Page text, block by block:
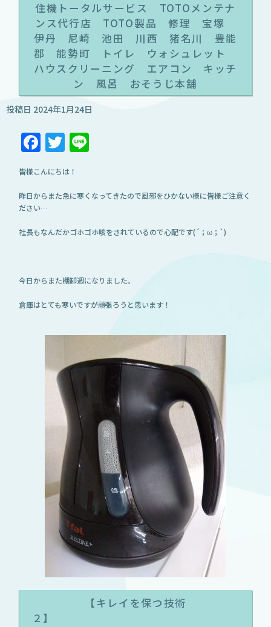
住機トータルサービス TOTOメンテナ
ンス代行店 TOTO製品 修理 宝塚
伊丹 尼崎 池田 川西 猪名川 豊能
郡 能勢町 トイレ ウォシュレット
ハウスクリーニング エアコン キッチ
ン 風呂 おそうじ本舗
投稿日 2024年1月24日
Facebook
Twitter
皆様こんにちは！
昨日からまた急に寒くなってきたので風邪をひかない様に皆様ご注意く
ださい…
社長もなんだかゴホゴホ咳をされているので心配です(´；ω；`)
今日からまた棚卸週になりました。
倉庫はとても寒いですが頑張ろうと思います！
【キレイを保つ技術
２